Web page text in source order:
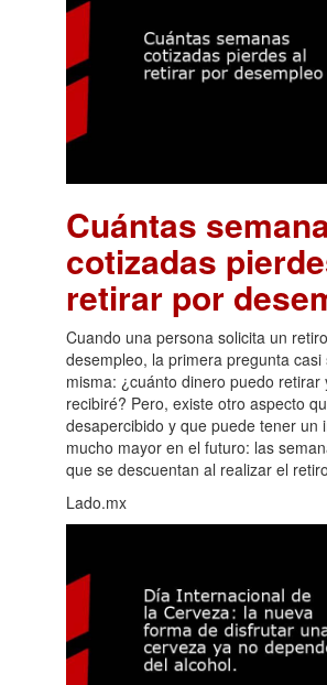
Cuántas
cotizadas
retirar por
Cuando una persona solicita un
desempleo, la primera pregunta casi
misma: ¿cuánto dinero puedo retirar
recibiré? Pero, existe otro aspecto
desapercibido y que puede tener un
mucho mayor en el futuro: las
que se descuentan al realizar el
Lado.mx